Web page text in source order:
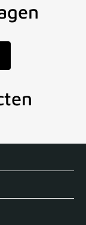
Echte winkel +35